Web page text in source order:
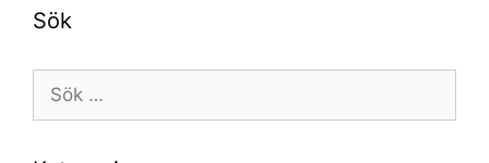
Sök
Sök
efter: